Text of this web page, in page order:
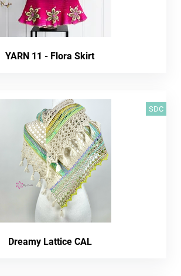
YARN 11 - Flora Skirt
SDC
Dreamy Lattice CAL